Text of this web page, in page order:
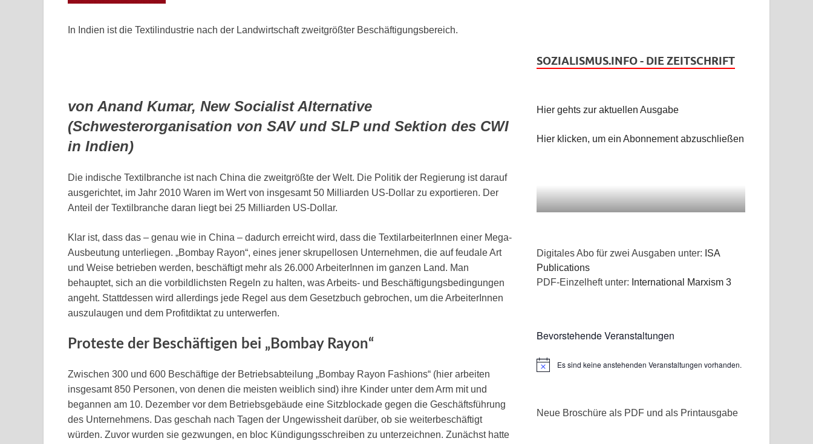
In Indien ist die Textilindustrie nach der Landwirtschaft zweitgrößter Beschäftigungsbereich.
von Anand Kumar, New Socialist Alternative
(Schwesterorganisation von SAV und SLP und Sektion des CWI
in Indien)
Die indische Textilbranche ist nach China die zweitgrößte der Welt. Die Politik der Regierung ist darauf
ausgerichtet, im Jahr 2010 Waren im Wert von insgesamt 50 Milliarden US-Dollar zu exportieren. Der
Anteil der Textilbranche daran liegt bei 25 Milliarden US-Dollar.
Klar ist, dass das – genau wie in China – dadurch erreicht wird, dass die TextilarbeiterInnen einer Mega-
Ausbeutung unterliegen. „Bombay Rayon“, eines jener skrupellosen Unternehmen, die auf feudale Art
und Weise betrieben werden, beschäftigt mehr als 26.000 ArbeiterInnen im ganzen Land. Man
behauptet, sich an die vorbildlichsten Regeln zu halten, was Arbeits- und Beschäftigungsbedingungen
angeht. Stattdessen wird allerdings jede Regel aus dem Gesetzbuch gebrochen, um die ArbeiterInnen
auszulaugen und dem Profitdiktat zu unterwerfen.
Proteste der Beschäftigen bei „Bombay Rayon“
Zwischen 300 und 600 Beschäftige der Betriebsabteilung „Bombay Rayon Fashions“ (hier arbeiten
insgesamt 850 Personen, von denen die meisten weiblich sind) ihre Kinder unter dem Arm mit und
begannen am 10. Dezember vor dem Betriebsgebäude eine Sitzblockade gegen die Geschäftsführung
des Unternehmens. Das geschah nach Tagen der Ungewissheit darüber, ob sie weiterbeschäftigt
würden. Zuvor wurden sie gezwungen, en bloc Kündigungsschreiben zu unterzeichnen. Zunächst hatte
SOZIALISMUS.INFO - DIE ZEITSCHRIFT
Hier gehts zur aktuellen Ausgabe
Hier klicken, um ein Abonnement abzuschließen
Digitales Abo für zwei Ausgaben unter: ISA
Publications
PDF-Einzelheft unter: International Marxism 3
Bevorstehende Veranstaltungen
HinweisEs sind keine anstehenden Veranstaltungen vorhanden.
Neue Broschüre als PDF und als Printausgabe